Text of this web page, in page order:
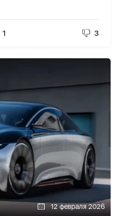
1 3
12 февраля 2026